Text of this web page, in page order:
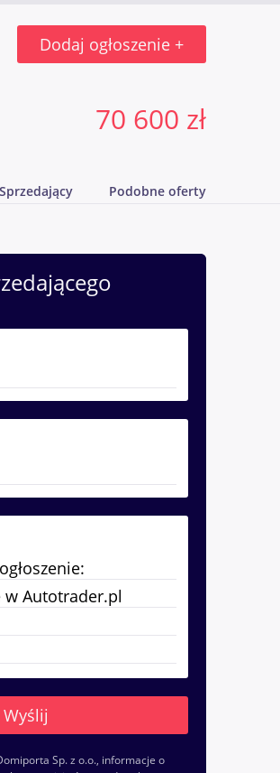
Dodaj ogłoszenie +
70 600 zł
Sprzedający Podobne oferty
Sp. z o.o., informacje o